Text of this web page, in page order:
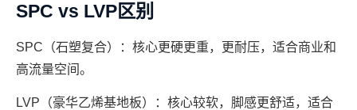
SPC vs LVP区别
SPC（石塑复合）：核心更硬更重，更耐压，适合商业和
高流量空间。
LVP（豪华乙烯基地板）：核心较软，脚感更舒适，适合